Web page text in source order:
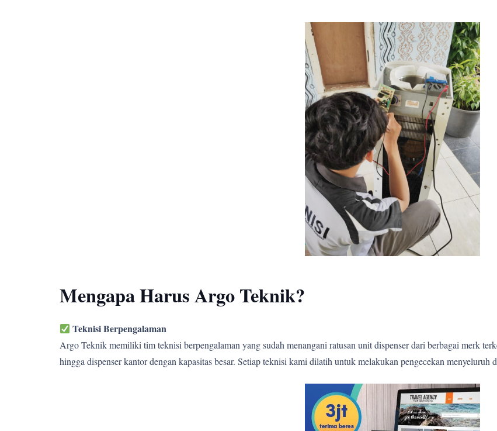
Mengapa Harus Argo Teknik?
Teknisi Berpengalaman
Argo Teknik memiliki tim teknisi berpengalaman yang sudah menangani ratusan unit dispenser dari berbagai merk
hingga dispenser kantor dengan kapasitas besar. Setiap teknisi kami dilatih untuk melakukan pengecekan menyeluruh